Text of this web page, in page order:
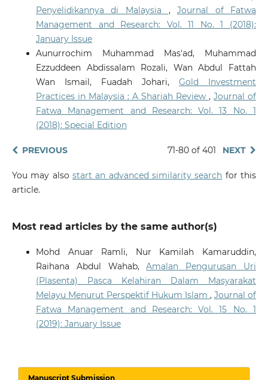
Penyelidikannya di Malaysia ,Journal of Fatwa
Management and Research: Vol. 11 No. 1 (2018):
January Issue
Aunurrochim Muhammad Mas'ad, Muhammad
Ezzuddeen Abdissalam Rozali, Wan Abdul Fattah
Wan Ismail, Fuadah Johari,Gold Investment
Practices in Malaysia : A Shariah Review,Journal of
Fatwa Management and Research: Vol. 13 No. 1
(2018): Special Edition
PREVIOUS 71-80 of 401 NEXT
You may also start an advanced similarity search for this
article.
Most read articles by the same author(s)
Mohd Anuar Ramli, Nur Kamilah Kamaruddin,
Raihana Abdul Wahab,Amalan Pengurusan Uri
(Plasenta) Pasca Kelahiran Dalam Masyarakat
Melayu Menurut Perspektif Hukum Islam,Journal of
Fatwa Management and Research: Vol. 15 No. 1
(2019): January Issue
Manuscript Submission